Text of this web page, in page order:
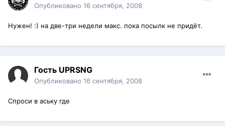
Опубликовано 16 сентября, 2008
Нужен! :) на две-три недели макс. пока посылк не придёт.
Гость UPRSNG
Опубликовано 16 сентября, 2008
Спроси в аську где